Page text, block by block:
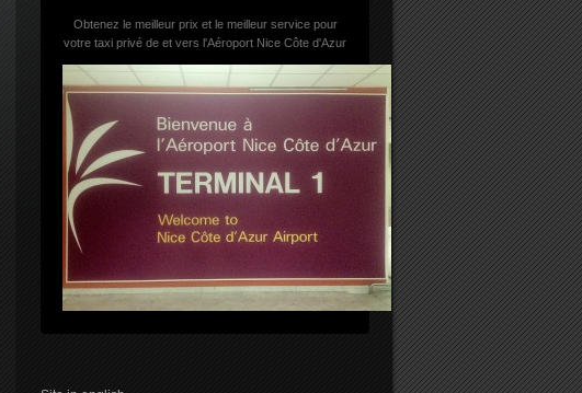
Obtenez le meilleur prix et le meilleur service pour
votre taxi privé de et vers l'Aéroport Nice Côte d'Azur